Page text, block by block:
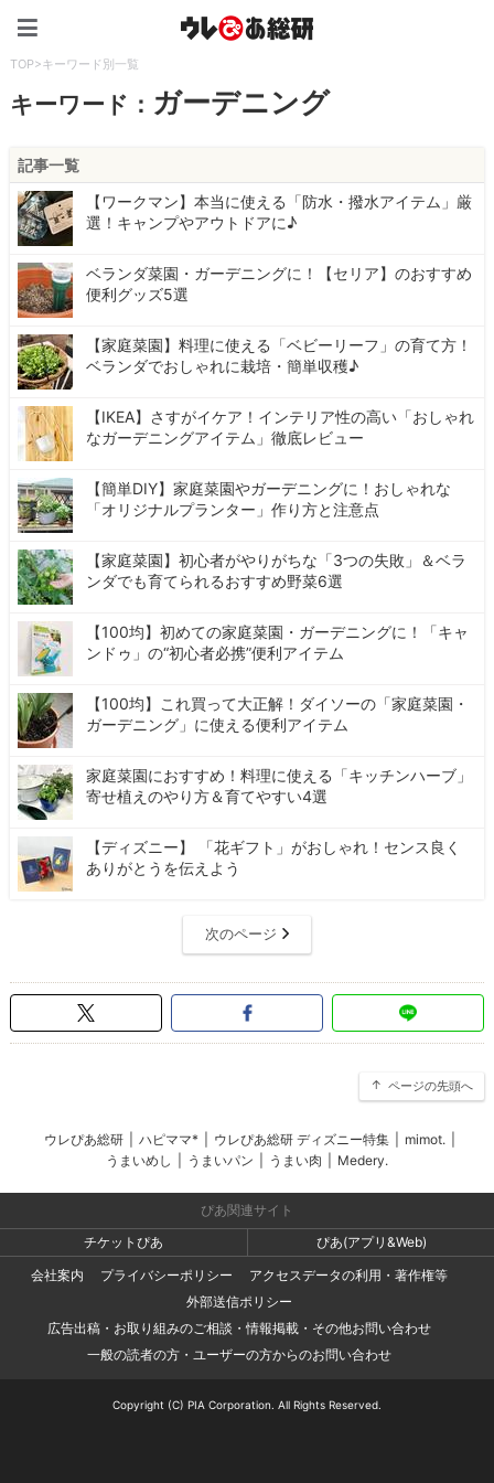
TOP>キーワード別一覧
キーワード： ガーデニング
記事一覧
【ワークマン】本当に使える「防水・撥水アイテム」厳
選！キャンプやアウトドアに♪
ベランダ菜園・ガーデニングに！【セリア】のおすすめ
便利グッズ5選
【家庭菜園】料理に使える「ベビーリーフ」の育て方！
ベランダでおしゃれに栽培・簡単収穫♪
【IKEA】さすがイケア！インテリア性の高い「おしゃれ
なガーデニングアイテム」徹底レビュー
【簡単DIY】家庭菜園やガーデニングに！おしゃれな
「オリジナルプランター」作り方と注意点
【家庭菜園】初心者がやりがちな「3つの失敗」＆ベラ
ンダでも育てられるおすすめ野菜6選
【100均】初めての家庭菜園・ガーデニングに！「キャ
ンドゥ」の“初心者必携”便利アイテム
【100均】これ買って大正解！ダイソーの「家庭菜園・
ガーデニング」に使える便利アイテム
家庭菜園におすすめ！料理に使える「キッチンハーブ」
寄せ植えのやり方＆育てやすい4選
【ディズニー】 「花ギフト」がおしゃれ！センス良く
ありがとうを伝えよう
次のページ
ページの先頭へ
ウレぴあ総研 ハピママ* ウレぴあ総研 ディズニー特集 mimot.
うまいめし
うまいパン うまい肉 Medery.
ぴあ関連サイト
チケットぴあ
ぴあ(アプリ&Web)
会社案内
プライバシーポリシー
アクセスデータの利用・著作権等
外部送信ポリシー
広告出稿・お取り組みのご相談・情報掲載・その他お問い合わせ
一般の読者の方・ユーザーの方からのお問い合わせ
Copyright (C) PIA Corporation. All Rights Reserved.